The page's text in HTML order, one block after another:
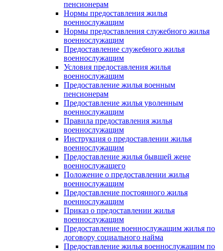
пенсионерам
Нормы предоставления жилья
военнослужащим
Нормы предоставления служебного жилья
военнослужащим
Предоставление служебного жилья
военнослужащим
Условия предоставления жилья
военнослужащим
Предоставление жилья военным
пенсионерам
Предоставление жилья уволенным
военнослужащим
Правила предоставления жилья
военнослужащим
Инструкция о предоставлении жилья
военнослужащим
Предоставление жилья бывшей жене
военнослужащего
Положение о предоставлении жилья
военнослужащим
Предоставление постоянного жилья
военнослужащим
Приказ о предоставлении жилья
военнослужащим
Предоставление военнослужащим жилья по
договору социального найма
Предоставление жилья военнослужащим по